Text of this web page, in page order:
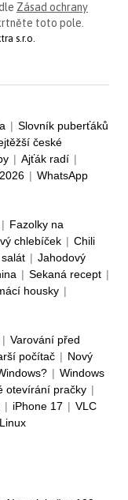
Zásad ochrany
toto pole.
s.r.o.
| Slovník puberťáků
české
| Ajťák radí |
| WhatsApp
| Fazolky na
chlebíček | Chili
| Jahodový
| Sekaná recept |
housky |
| Varování před
počítač | Nový
| Windows
otevírání pračky |
| iPhone 17 | VLC